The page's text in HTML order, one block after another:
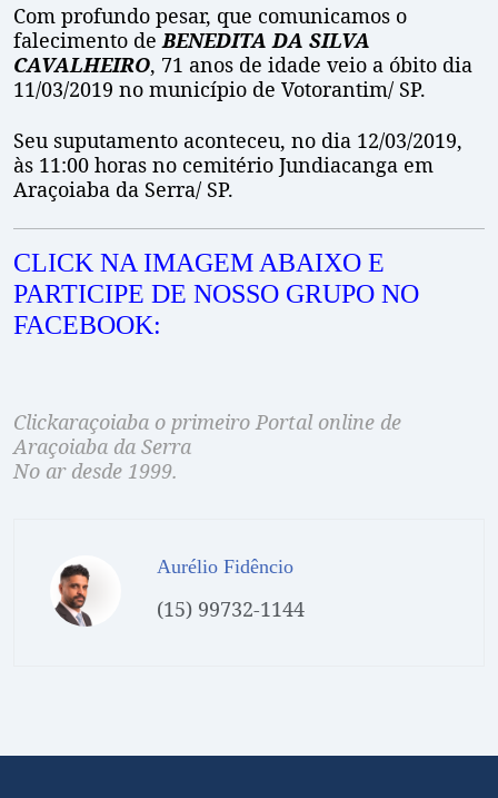
Com profundo pesar, que comunicamos o
falecimento deBENEDITA DA SILVA
CAVALHEIRO, 71 anos de idade veio a óbito dia
11/03/2019 no município de Votorantim/ SP.
Seu suputamento aconteceu, no dia 12/03/2019,
às 11:00 horas no cemitério Jundiacanga em
Araçoiaba da Serra/ SP.
CLICK NA IMAGEM ABAIXO E
PARTICIPE DE NOSSO GRUPO NO
FACEBOOK:
Clickaraçoiaba o primeiro Portal online de
Araçoiaba da Serra
No ar desde 1999.
Aurélio Fidêncio
(15) 99732-1144